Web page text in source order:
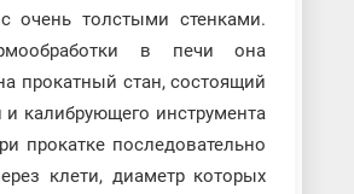
с очень толстыми стенками.
в печи она
прокатный стан, состоящий
и калибрующего инструмента
прокатке последовательно
клети, диаметр которых